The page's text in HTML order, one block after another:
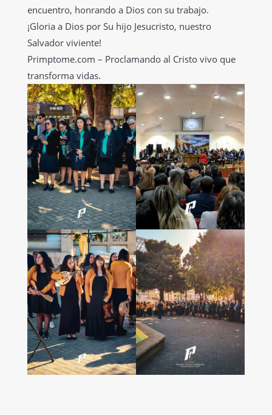
encuentro, honrando a Dios con su trabajo.
¡Gloria a Dios por Su hijo Jesucristo, nuestro
Salvador viviente!
Primptome.com – Proclamando al Cristo vivo que
transforma vidas.